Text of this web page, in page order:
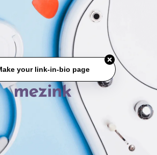
your link-in-bio page